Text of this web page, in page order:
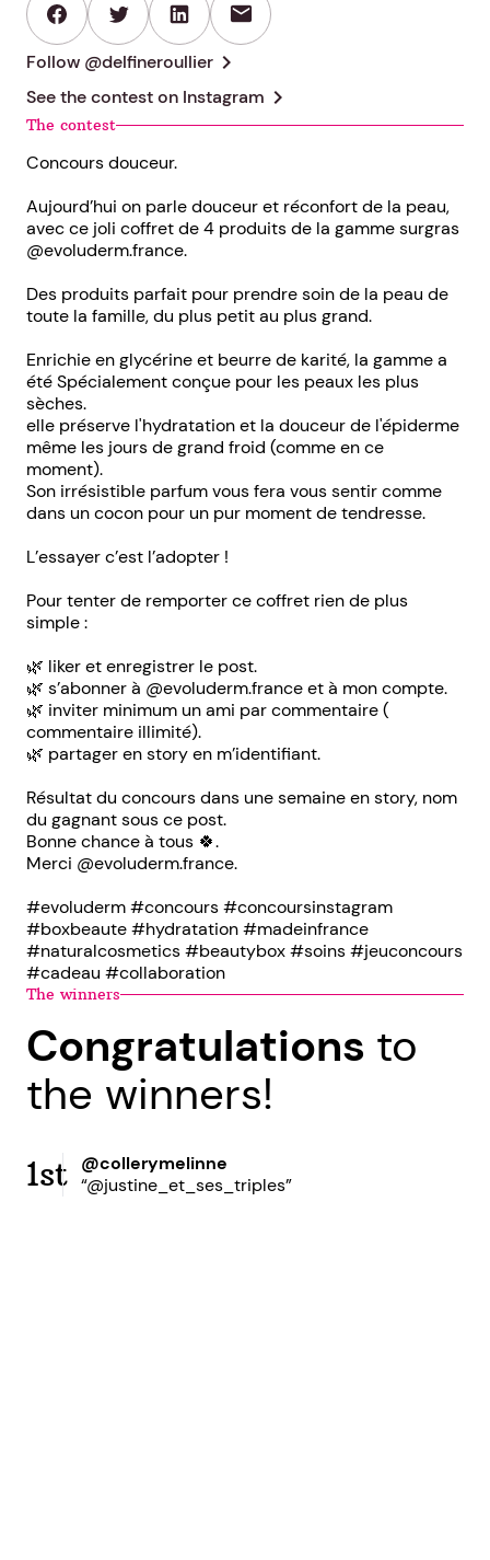
mail
Follow @delfineroullier chevron_right
See the contest on Instagram chevron_right
The contest
Concours douceur.
Aujourd’hui on parle douceur et réconfort de la peau,
avec ce joli coffret de 4 produits de la gamme surgras
@evoluderm.france.
Des produits parfait pour prendre soin de la peau de
toute la famille, du plus petit au plus grand.
Enrichie en glycérine et beurre de karité, la gamme a
été Spécialement conçue pour les peaux les plus
sèches.
elle préserve l'hydratation et la douceur de l'épiderme
même les jours de grand froid (comme en ce
moment).
Son irrésistible parfum vous fera vous sentir comme
dans un cocon pour un pur moment de tendresse.
L’essayer c’est l’adopter !
Pour tenter de remporter ce coffret rien de plus
simple :
🌿 liker et enregistrer le post.
🌿 s’abonner à @evoluderm.france et à mon compte.
🌿 inviter minimum un ami par commentaire (
commentaire illimité).
🌿 partager en story en m’identifiant.
Résultat du concours dans une semaine en story, nom
du gagnant sous ce post.
Bonne chance à tous 🍀.
Merci @evoluderm.france.
#evoluderm #concours #concoursinstagram
#boxbeaute #hydratation #madeinfrance
#naturalcosmetics #beautybox #soins #jeuconcours
#cadeau #collaboration
The winners
Congratulations to
the winners!
1st
@collerymelinne
“@justine_et_ses_triples”